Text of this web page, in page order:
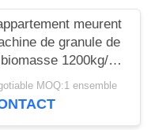
meurent
de granule de
biomasse 1200kg/h
le pressing
organique
MOQ:1 ensemble